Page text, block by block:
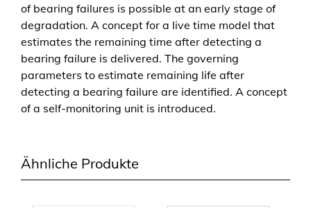
d
e
r
S
c
h
r
u
of bearing failures is possible at an early stage of
degradation. A concept for a live time model that
estimates the remaining time after detecting a
bearing failure is delivered. The governing
parameters to estimate remaining life after
detecting a bearing failure are identified. A concept
of a self-monitoring unit is introduced.
Ähnliche Produkte